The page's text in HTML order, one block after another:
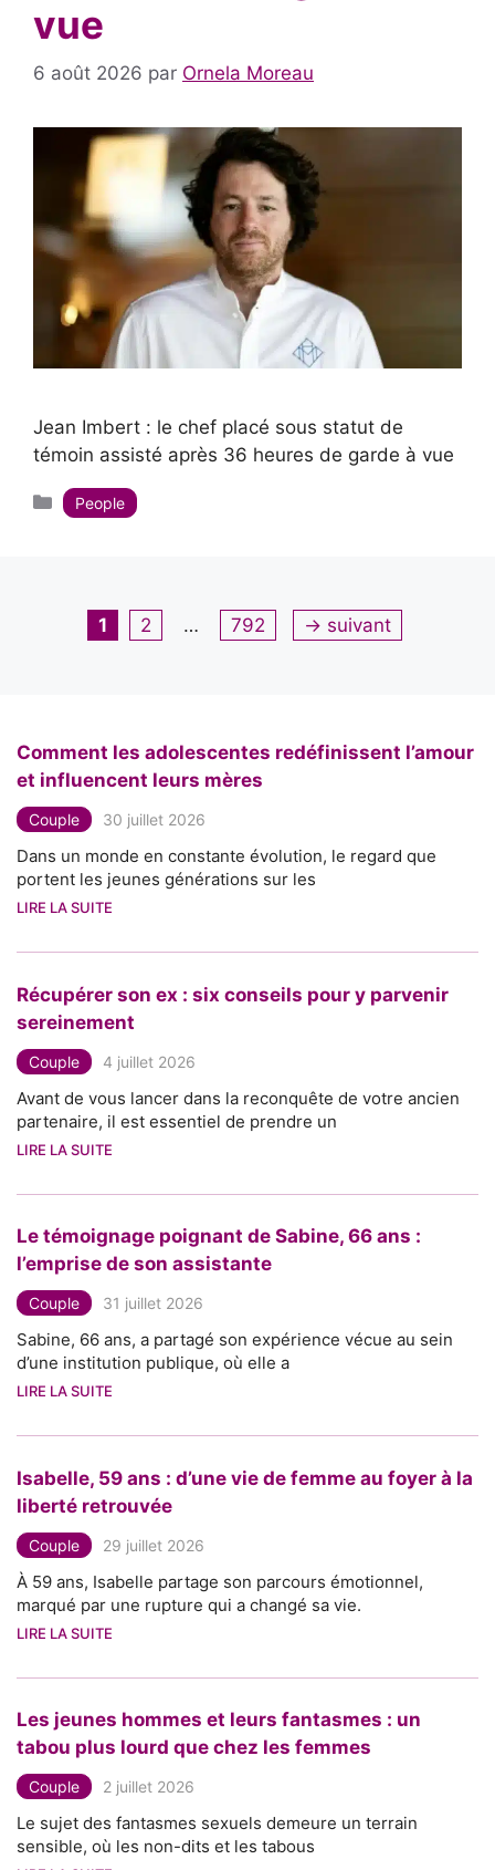
vue
6 août 2026 par Ornela Moreau
Jean Imbert : le chef placé sous statut de
témoin assisté après 36 heures de garde à vue
Catégories
People
Page
1 Page
2 … Page
792 → suivant
Comment les adolescentes redéfinissent l’amour
et influencent leurs mères
Couple 30 juillet 2026
Dans un monde en constante évolution, le regard que
portent les jeunes générations sur les
LIRE LA SUITE
Récupérer son ex : six conseils pour y parvenir
sereinement
Couple 4 juillet 2026
Avant de vous lancer dans la reconquête de votre ancien
partenaire, il est essentiel de prendre un
LIRE LA SUITE
Le témoignage poignant de Sabine, 66 ans :
l’emprise de son assistante
Couple 31 juillet 2026
Sabine, 66 ans, a partagé son expérience vécue au sein
d’une institution publique, où elle a
LIRE LA SUITE
Isabelle, 59 ans : d’une vie de femme au foyer à la
liberté retrouvée
Couple 29 juillet 2026
À 59 ans, Isabelle partage son parcours émotionnel,
marqué par une rupture qui a changé sa vie.
LIRE LA SUITE
Les jeunes hommes et leurs fantasmes : un
tabou plus lourd que chez les femmes
Couple 2 juillet 2026
Le sujet des fantasmes sexuels demeure un terrain
sensible, où les non-dits et les tabous